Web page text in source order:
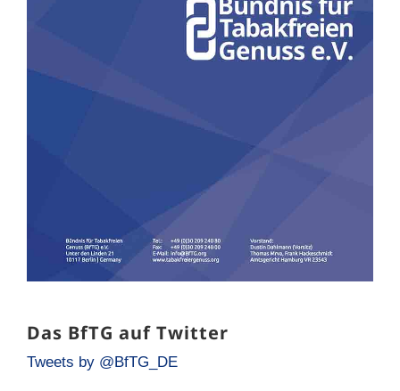
Das BfTG auf Twitter
Tweets by @BfTG_DE